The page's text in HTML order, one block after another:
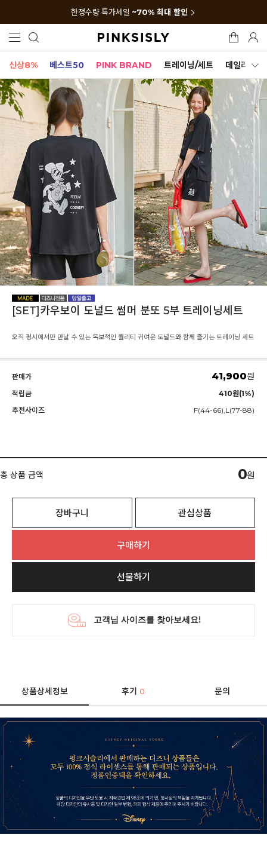
한정수량 특가세일 ~70% 최대 할인
신상8% 베스트50 PINK BRAND 트레이닝/세트 데일리세트
[SET]카우보이 도널드 썸머 분또 5부 트레이닝세트
오직 핑시에서만 만날 수 있는 독보적인 퀄리티 귀여운 도널드와 함께 즐기는 트레이닝 세트
판매가 41,900원
적립금
410원(1%)
추천사이즈
F(44-66),L(77-88)
총 상품 금액 0원
장바구니 관심상품
구매하기
선물하기
상품상세정보 후기0 문의